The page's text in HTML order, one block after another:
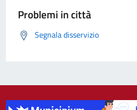
Problemi in città
Segnala disservizio